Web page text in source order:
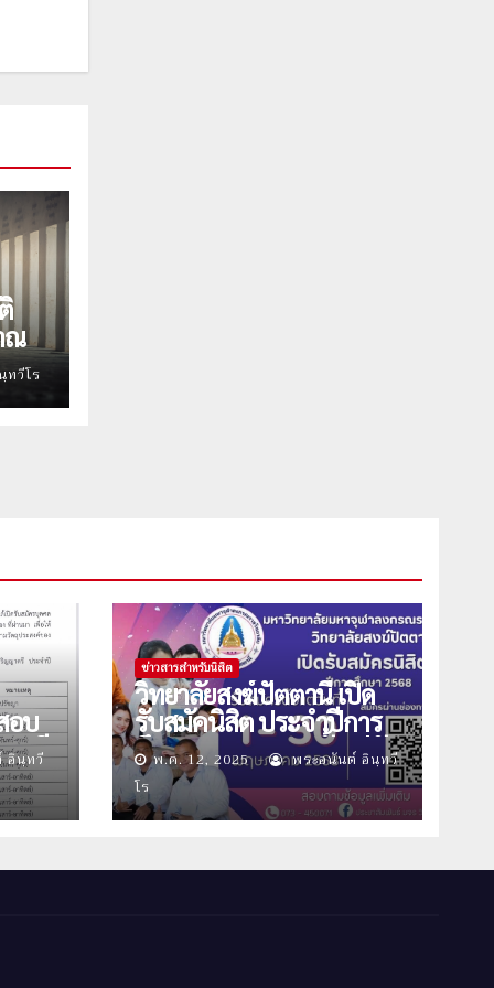
ณ
วีโร
อบ
ตรี
๖๘
อินฺทวี
ข่าวสารสำหรับนิสิต
วิทยาลัยสงฆ์ปัตตานี เปิด
รับสมัคนิสิต ประจำปีการ
ศึกษา 2568 รอบ2 ตั้งแต่วัน
ที่ 1-30 พฤษภาคม นี้
พ.ค. 12, 2025
พระอนันต์ อินฺทวี
โร